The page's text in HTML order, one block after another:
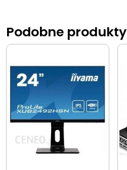
Podobne produkty